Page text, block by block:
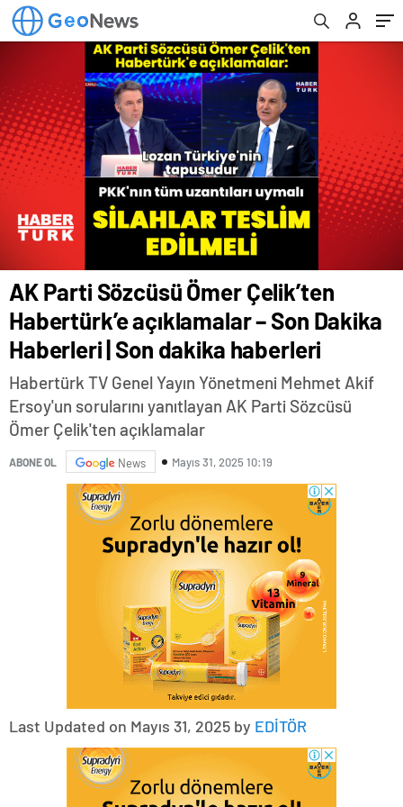
dakika haberleri
AK Parti Sözcüsü Ömer Çelik’ten
Habertürk’e açıklamalar – Son Dakika
Haberleri | Son dakika haberleri
Habertürk TV Genel Yayın Yönetmeni Mehmet Akif
Ersoy'un sorularını yanıtlayan AK Parti Sözcüsü
Ömer Çelik'ten açıklamalar
ABONE OL News Mayıs 31, 2025 10:19
Last Updated on Mayıs 31, 2025 by EDİTÖR